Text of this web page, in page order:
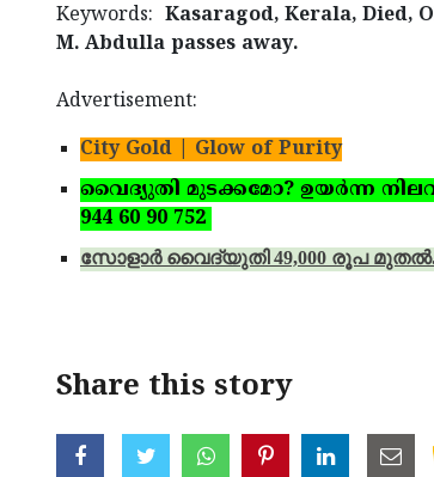
Keywords: Kasaragod, Kerala, Died,
M. Abdulla passes away.
Advertisement:
City Gold | Glow of Purity
വൈദ്യുതി മുടക്കമോ? ഉയര്‍ന്ന
944 60 90 752
സോളാര്‍ വൈദ്യുതി 49,000 രൂപ
Share this story